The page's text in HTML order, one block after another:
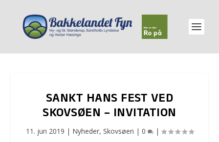
SANKT HANS FEST VED
SKOVSØEN – INVITATION
11. jun 2019 | Nyheder, Skovsøen | 0 |